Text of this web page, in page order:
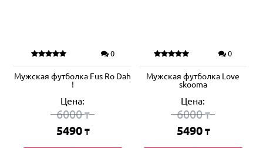
0
Мужская футболка Fus Ro Dah
!
Цена:
6000₸
5490 ₸
0
Мужская футболка Love
skooma
Цена:
6000₸
5490 ₸